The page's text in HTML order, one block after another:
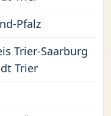
Pfalz
Trier-Saarburg
Trier